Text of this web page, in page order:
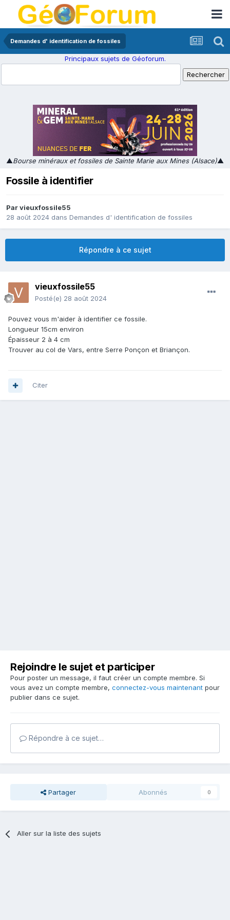
Demandes d' identification de fossiles
Principaux sujets de Géoforum.
▲Bourse minéraux et fossiles de Sainte Marie aux Mines (Alsace)▲
Fossile à identifier
Parvieuxfossile55
28 août 2024 dans Demandes d' identification de fossiles
Répondre à ce sujet
vieuxfossile55
Posté(e) 28 août 2024
Pouvez vous m'aider à identifier ce fossile.
Longueur 15cm environ
Épaisseur 2 à 4 cm
Trouver au col de Vars, entre Serre Ponçon et Briançon.
Citer
Rejoindre le sujet et participer
Pour poster un message, il faut créer un compte membre. Si
vous avez un compte membre, connectez-vous maintenant pour
publier dans ce sujet.
Répondre à ce sujet…
Partager Abonnés 0
Aller sur la liste des sujets